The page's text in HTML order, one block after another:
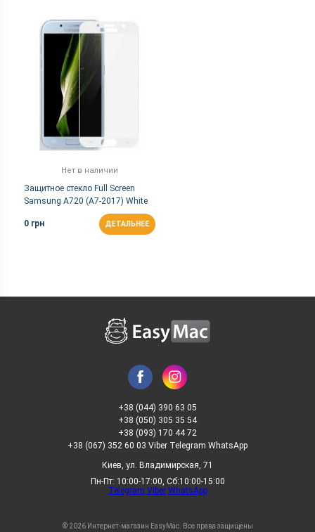
Нет в наличии
Защитное стекло Full Screen
Samsung A720 (A7-2017) White
0 грн ДЕТАЛЬНЕЕ
+38 (044) 390 63 05
+38 (050) 305 35 54
+38 (093) 170 44 72
+38 (067) 352 60 03 Viber Telegram WhatsApp
Киев, ул. Владимирская, 71
Пн-Пт: 10:00-17:00, Сб:10:00-15:00
Telegram Viber WhatsApp
© 2026 Интернет-магазин EasyMac. Все права защищены